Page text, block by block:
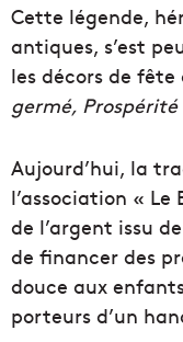
Cette légende,
antiques, s’est
les décors de
germé,
Aujourd’hui, la
l’association « Le
de l’argent issu
de financer des
douce aux
porteurs d’un